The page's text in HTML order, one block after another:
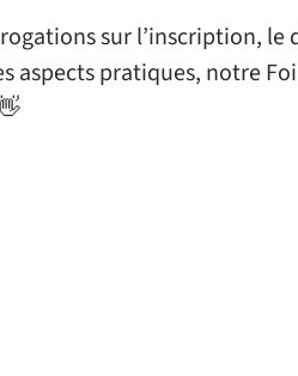
sur l’inscription,
aspects pratiques, notre